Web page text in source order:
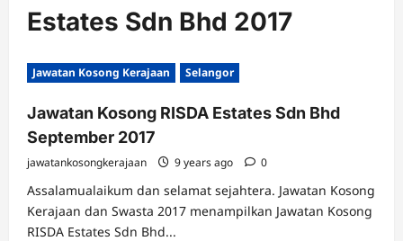
Estates Sdn Bhd 2017
Jawatan Kosong Kerajaan Selangor
Jawatan Kosong RISDA Estates Sdn Bhd
September 2017
jawatankosongkerajaan 9 years ago 0
Assalamualaikum dan selamat sejahtera. Jawatan Kosong
Kerajaan dan Swasta 2017 menampilkan Jawatan Kosong
RISDA Estates Sdn Bhd...